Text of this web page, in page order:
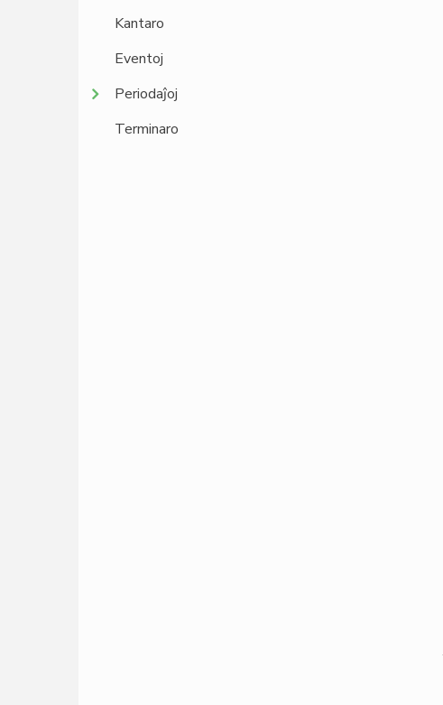
Kantaro
Eventoj
Periodaĵoj
Terminaro